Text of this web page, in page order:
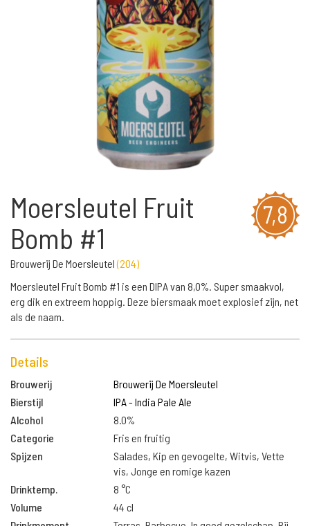
7,8
Moersleutel Fruit
Bomb #1
Brouwerij De Moersleutel(204)
Moersleutel Fruit Bomb #1 is een DIPA van 8,0%. Super smaakvol,
erg dik en extreem hoppig. Deze biersmaak moet explosief zijn, net
als de naam.
Details
Brouwerij
Brouwerij De Moersleutel
Bierstijl
IPA - India Pale Ale
Alcohol
8.0%
Categorie
Fris en fruitig
Spijzen
Salades, Kip en gevogelte, Witvis, Vette
vis, Jonge en romige kazen
Drinktemp.
8 °C
Volume
44 cl